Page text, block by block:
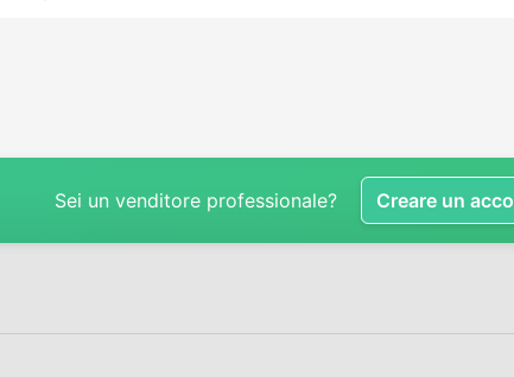
Sei un venditore professionale? Creare un